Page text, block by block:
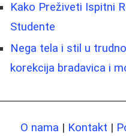
Kako Preživeti Ispitni
Studente
Nega tela i stil u
korekcija bradavica i
O nama | Kontakt |